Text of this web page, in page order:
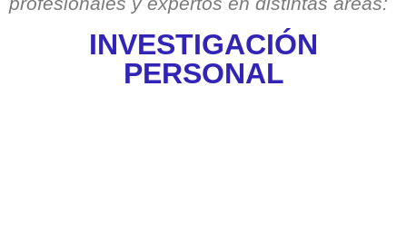
INVESTIGACIÓN
PERSONAL